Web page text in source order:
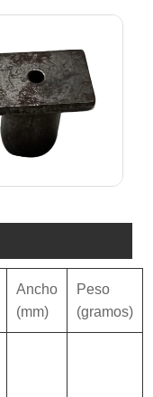
Ancho
(mm)
Peso
(gramos)